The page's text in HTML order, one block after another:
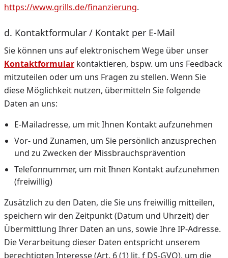
https://www.grills.de/finanzierung.
d. Kontaktformular / Kontakt per E-Mail
Sie können uns auf elektronischem Wege über unser
Kontaktformular kontaktieren, bspw. um uns Feedback
mitzuteilen oder um uns Fragen zu stellen. Wenn Sie
diese Möglichkeit nutzen, übermitteln Sie folgende
Daten an uns:
E-Mailadresse, um mit Ihnen Kontakt aufzunehmen
Vor- und Zunamen, um Sie persönlich anzusprechen
und zu Zwecken der Missbrauchsprävention
Telefonnummer, um mit Ihnen Kontakt aufzunehmen
(freiwillig)
Zusätzlich zu den Daten, die Sie uns freiwillig mitteilen,
speichern wir den Zeitpunkt (Datum und Uhrzeit) der
Übermittlung Ihrer Daten an uns, sowie Ihre IP-Adresse.
Die Verarbeitung dieser Daten entspricht unserem
berechtigten Interesse (Art. 6 (1) lit. f DS-GVO), um die